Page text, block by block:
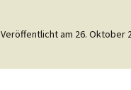
Veröffentlicht am 26. Oktober